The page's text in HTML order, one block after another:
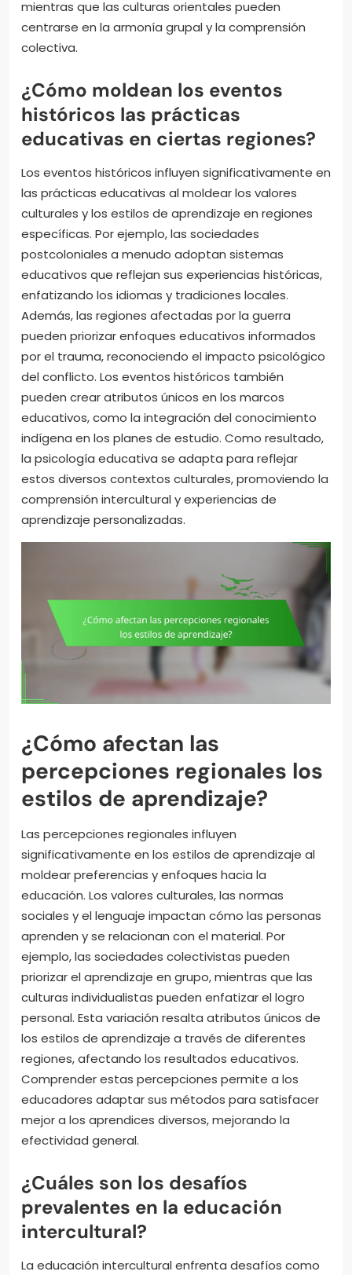
mientras que las culturas orientales pueden
centrarse en la armonía grupal y la comprensión
colectiva.
¿Cómo moldean los eventos
históricos las prácticas
educativas en ciertas regiones?
Los eventos históricos influyen significativamente en
las prácticas educativas al moldear los valores
culturales y los estilos de aprendizaje en regiones
específicas. Por ejemplo, las sociedades
postcoloniales a menudo adoptan sistemas
educativos que reflejan sus experiencias históricas,
enfatizando los idiomas y tradiciones locales.
Además, las regiones afectadas por la guerra
pueden priorizar enfoques educativos informados
por el trauma, reconociendo el impacto psicológico
del conflicto. Los eventos históricos también
pueden crear atributos únicos en los marcos
educativos, como la integración del conocimiento
indígena en los planes de estudio. Como resultado,
la psicología educativa se adapta para reflejar
estos diversos contextos culturales, promoviendo la
comprensión intercultural y experiencias de
aprendizaje personalizadas.
¿Cómo afectan las
percepciones regionales los
estilos de aprendizaje?
Las percepciones regionales influyen
significativamente en los estilos de aprendizaje al
moldear preferencias y enfoques hacia la
educación. Los valores culturales, las normas
sociales y el lenguaje impactan cómo las personas
aprenden y se relacionan con el material. Por
ejemplo, las sociedades colectivistas pueden
priorizar el aprendizaje en grupo, mientras que las
culturas individualistas pueden enfatizar el logro
personal. Esta variación resalta atributos únicos de
los estilos de aprendizaje a través de diferentes
regiones, afectando los resultados educativos.
Comprender estas percepciones permite a los
educadores adaptar sus métodos para satisfacer
mejor a los aprendices diversos, mejorando la
efectividad general.
¿Cuáles son los desafíos
prevalentes en la educación
intercultural?
La educación intercultural enfrenta desafíos como